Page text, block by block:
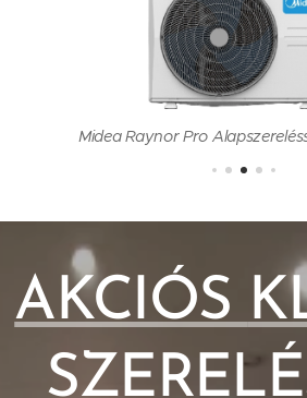
Midea Raynor Pro
AKCIÓS